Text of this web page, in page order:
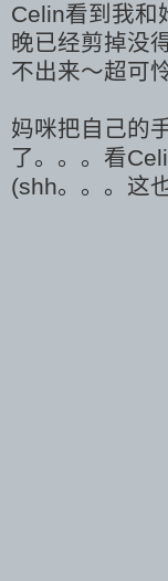
Celin看到我和
晚已经剪掉没
不出来～超可
妈咪把自己的
了。。。看
(shh。。。这